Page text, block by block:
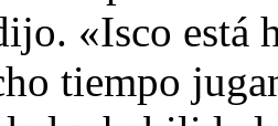
«Isco está
tiempo